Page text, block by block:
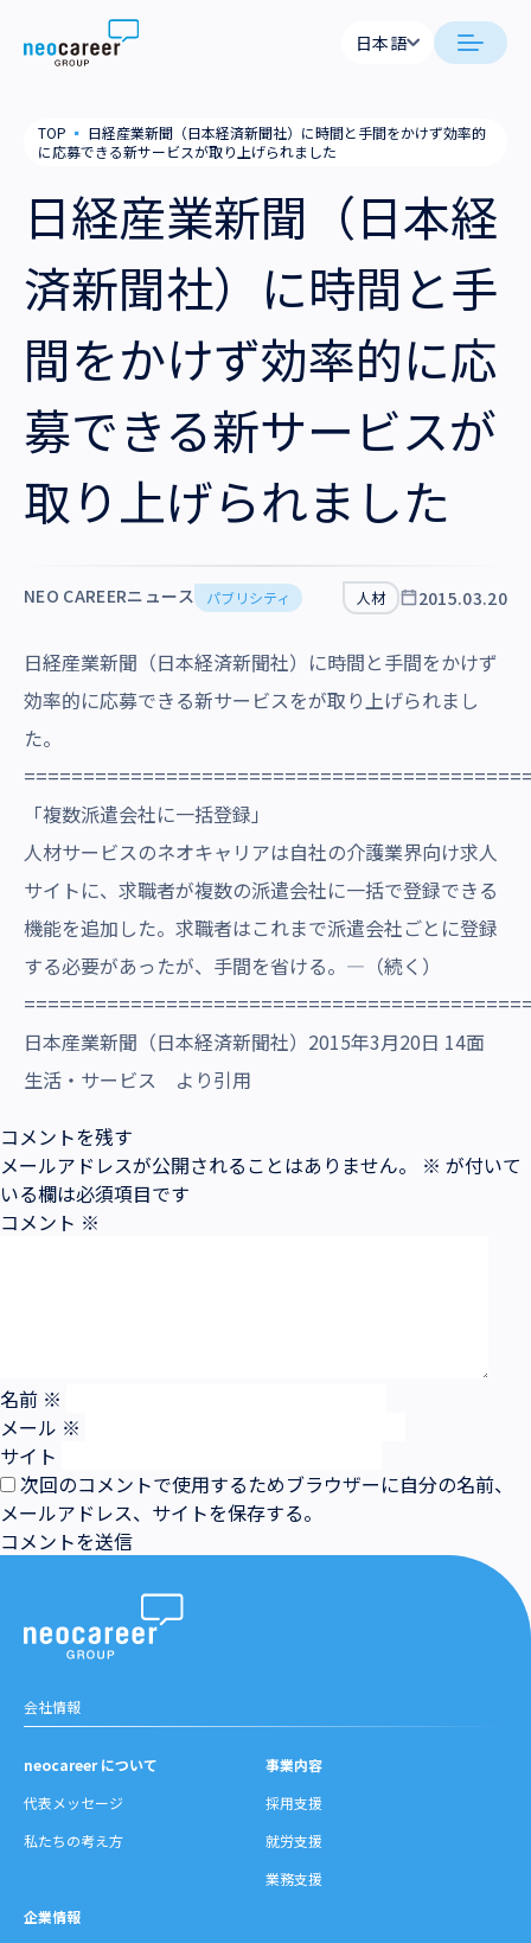
Skip to content
neocareer について
私たちの考え方
就労支援
業務支援
会社概要
役員一覧
拠点一覧
グループ会社
サステナビリティ
採用情報
日本語
TOP ▪ 日経産業新聞（日本経済新聞社）に時間と手間をかけず効率的
に応募できる新サービスが取り上げられました
日経産業新聞（日本経
済新聞社）に時間と手
間をかけず効率的に応
募できる新サービスが
取り上げられました
NEO CAREERニュース パブリシティ 人材 2015.03.20
日経産業新聞（日本経済新聞社）に時間と手間をかけず
効率的に応募できる新サービスをが取り上げられまし
た。
「複数派遣会社に一括登録」
人材サービスのネオキャリアは自社の介護業界向け求人
サイトに、求職者が複数の派遣会社に一括で登録できる
機能を追加した。求職者はこれまで派遣会社ごとに登録
する必要があったが、手間を省ける。―（続く）
日本産業新聞（日本経済新聞社）2015年3月20日 14面
生活・サービス より引用
コメントを残す
メールアドレスが公開されることはありません。
※ が付いて
いる欄は必須項目です
コメント ※
名前 ※
メール ※
サイト
次回のコメントで使用するためブラウザーに自分の名前、
メールアドレス、サイトを保存する。
会社情報
neocareer について
代表メッセージ
私たちの考え方
事業内容
採用支援
就労支援
業務支援
企業情報